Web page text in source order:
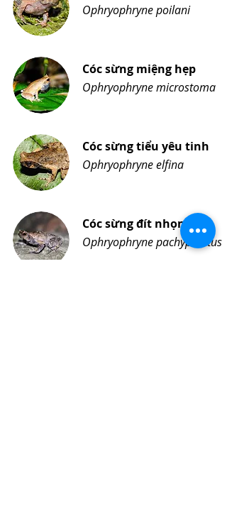
Ophryophryne poilani
Cóc sừng miệng hẹp
Ophryophryne microstoma
Cóc sừng tiểu yêu tinh
Ophryophryne elfina
Cóc sừng đít nhọn
Ophryophryne pachyproctus